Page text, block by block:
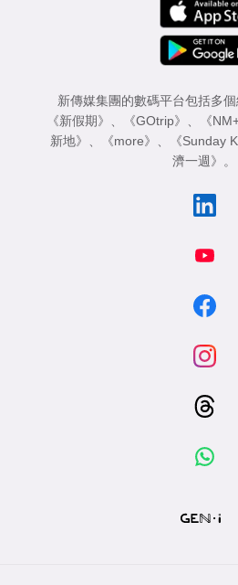
新傳媒集團的數碼平台包括多
《新假期》
《GOtrip》 《
新地》
《more》 《Sunday
濟一週》
。